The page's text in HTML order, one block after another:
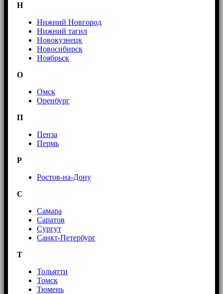
Н
Нижний Новгород
Нижний тагил
Новокузнецк
Новосибирск
Ноябрьск
О
Омск
Оренбург
П
Пенза
Пермь
Р
Ростов-на-Дону
С
Самара
Саратов
Сургут
Санкт-Петербург
Т
Тольятти
Томск
Тюмень